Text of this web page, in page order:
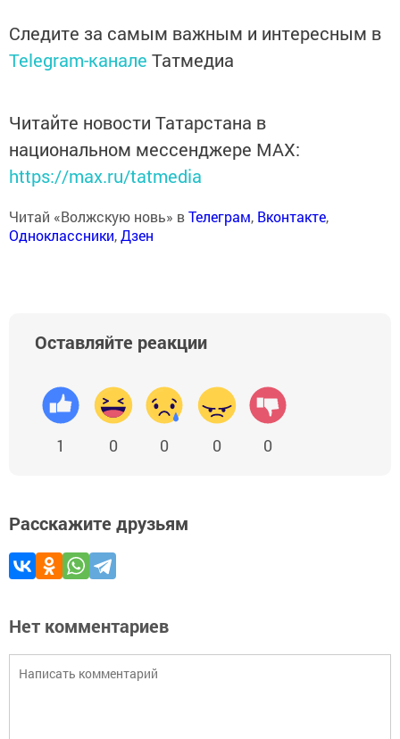
Следите за самым важным и интересным в
Telegram-канале Татмедиа
Читайте новости Татарстана в
национальном мессенджере MАХ:
https://max.ru/tatmedia
Читай «Волжскую новь» вТелеграм, Вконтакте,
Одноклассники,Дзен
Оставляйте реакции
1 0 0 0 0
Расскажите друзьям
Нет комментариев